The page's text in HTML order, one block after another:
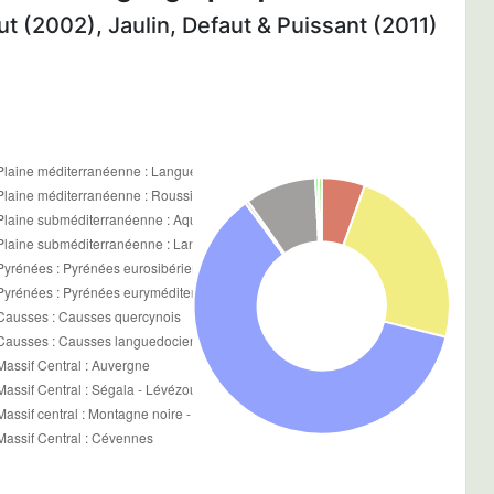
(2002), Jaulin, Defaut & Puissant (2011)